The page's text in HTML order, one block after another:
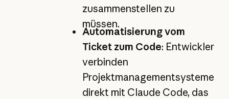
zusammenstellen zu
müssen.
Automatisierung vom
Ticket zum Code: Entwickler
verbinden
Projektmanagementsysteme
direkt mit Claude Code, das